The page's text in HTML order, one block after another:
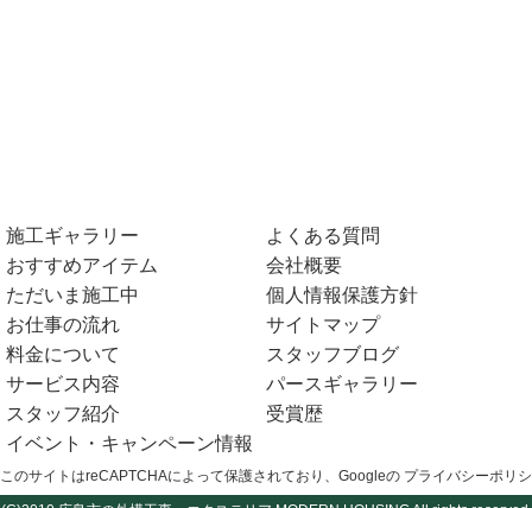
施工ギャラリー
おすすめアイテム
ただいま施工中
お仕事の流れ
料金について
サービス内容
スタッフ紹介
イベント・キャンペーン情報
よくある質問
会社概要
個人情報保護方針
サイトマップ
スタッフブログ
パースギャラリー
受賞歴
このサイトはreCAPTCHAによって保護されており、Googleの プライバシーポリ